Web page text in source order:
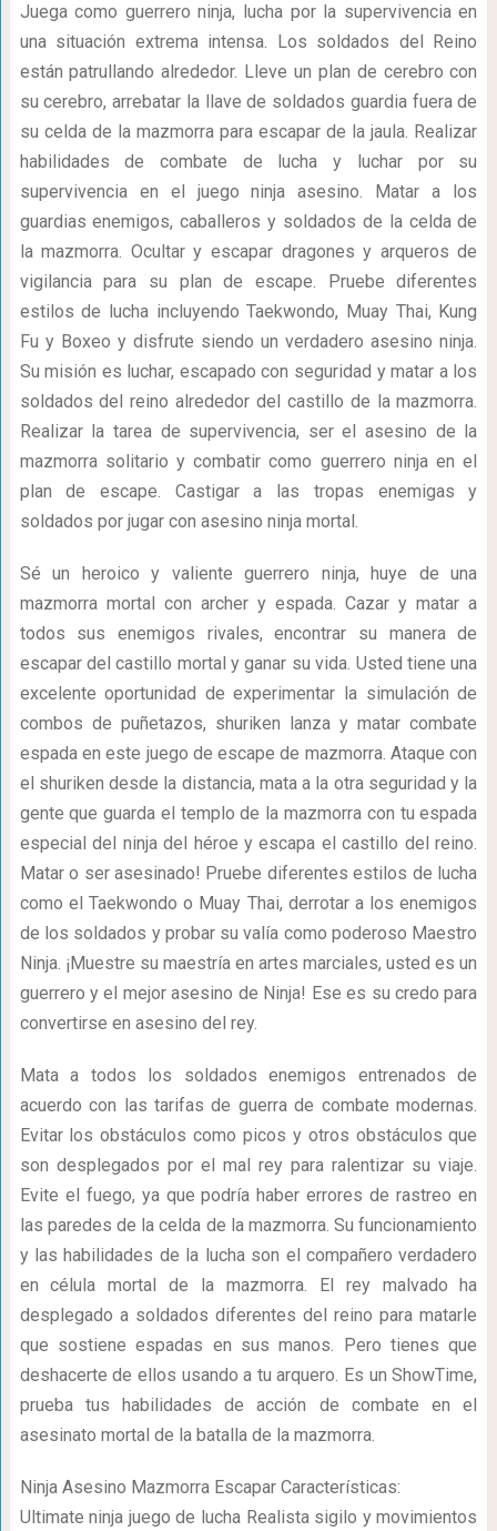
Juega como guerrero ninja, lucha por la supervivencia en
una situación extrema intensa. Los soldados del Reino
están patrullando alrededor. Lleve un plan de cerebro con
su cerebro, arrebatar la llave de soldados guardia fuera de
su celda de la mazmorra para escapar de la jaula. Realizar
habilidades de combate de lucha y luchar por su
supervivencia en el juego ninja asesino. Matar a los
guardias enemigos, caballeros y soldados de la celda de
la mazmorra. Ocultar y escapar dragones y arqueros de
vigilancia para su plan de escape. Pruebe diferentes
estilos de lucha incluyendo Taekwondo, Muay Thai, Kung
Fu y Boxeo y disfrute siendo un verdadero asesino ninja.
Su misión es luchar, escapado con seguridad y matar a los
soldados del reino alrededor del castillo de la mazmorra.
Realizar la tarea de supervivencia, ser el asesino de la
mazmorra solitario y combatir como guerrero ninja en el
plan de escape. Castigar a las tropas enemigas y
soldados por jugar con asesino ninja mortal.
Sé un heroico y valiente guerrero ninja, huye de una
mazmorra mortal con archer y espada. Cazar y matar a
todos sus enemigos rivales, encontrar su manera de
escapar del castillo mortal y ganar su vida. Usted tiene una
excelente oportunidad de experimentar la simulación de
combos de puñetazos, shuriken lanza y matar combate
espada en este juego de escape de mazmorra. Ataque con
el shuriken desde la distancia, mata a la otra seguridad y la
gente que guarda el templo de la mazmorra con tu espada
especial del ninja del héroe y escapa el castillo del reino.
Matar o ser asesinado! Pruebe diferentes estilos de lucha
como el Taekwondo o Muay Thai, derrotar a los enemigos
de los soldados y probar su valía como poderoso Maestro
Ninja. ¡Muestre su maestría en artes marciales, usted es un
guerrero y el mejor asesino de Ninja! Ese es su credo para
convertirse en asesino del rey.
Mata a todos los soldados enemigos entrenados de
acuerdo con las tarifas de guerra de combate modernas.
Evitar los obstáculos como picos y otros obstáculos que
son desplegados por el mal rey para ralentizar su viaje.
Evite el fuego, ya que podría haber errores de rastreo en
las paredes de la celda de la mazmorra. Su funcionamiento
y las habilidades de la lucha son el compañero verdadero
en célula mortal de la mazmorra. El rey malvado ha
desplegado a soldados diferentes del reino para matarle
que sostiene espadas en sus manos. Pero tienes que
deshacerte de ellos usando a tu arquero. Es un ShowTime,
prueba tus habilidades de acción de combate en el
asesinato mortal de la batalla de la mazmorra.
Ninja Asesino Mazmorra Escapar Características:
Ultimate ninja juego de lucha Realista sigilo y movimientos